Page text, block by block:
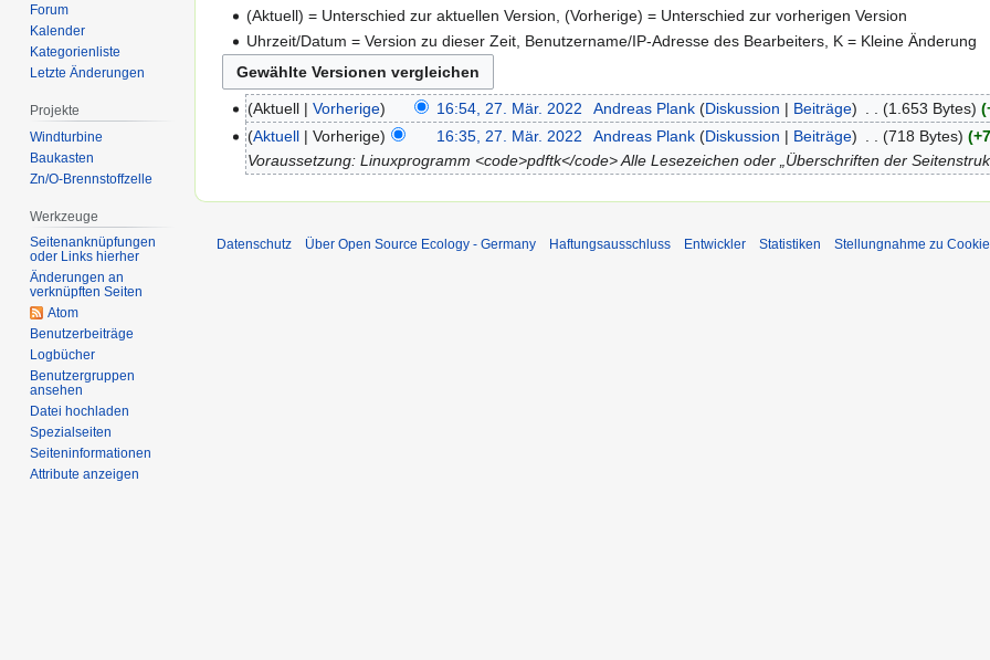
(Aktuell) = Unterschied zur aktuellen Version, (Vorherige) = Unterschied zur vorherigen Version
Uhrzeit/Datum = Version zu dieser Zeit, Benutzername/IP-Adresse des Bearbeiters, K = Kleine Änderung
Aktuell Vorherige 16:54, 27. Mär. 2022 Andreas Plank Diskussion Beiträge 1.653 Bytes
Aktuell
Vorherige 16:35, 27. Mär. 2022 Andreas Plank Diskussion Beiträge 718 Bytes
Voraussetzung: Linuxprogramm <code>pdftk</code> Alle Lesezeichen oder „Überschriften der
Forum
Kalender
Kategorienliste
Letzte Änderungen
Projekte
Windturbine
Baukasten
Zn/O-Brennstoffzelle
Werkzeuge
Seitenanknüpfungen
oder Links hierher
Änderungen an
verknüpften Seiten
Atom
Benutzerbeiträge
Logbücher
Benutzergruppen
ansehen
Datei hochladen
Spezialseiten
Seiten­informationen
Attribute anzeigen
Datenschutz Über Open Source Ecology - Germany Haftungsausschluss Entwickler Statistiken Stellungnahme zu